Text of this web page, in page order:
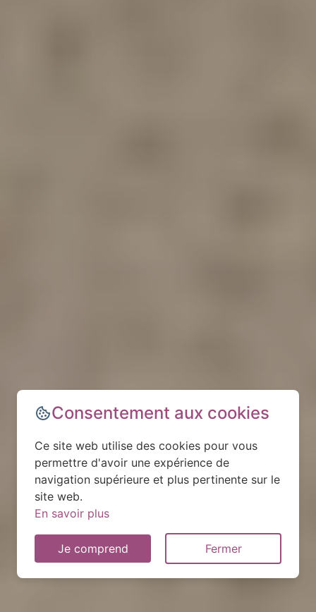
Consentement aux cookies
Ce site web utilise des cookies pour vous
permettre d'avoir une expérience de
navigation supérieure et plus pertinente sur le
site web.
En savoir plus
Je comprend Fermer